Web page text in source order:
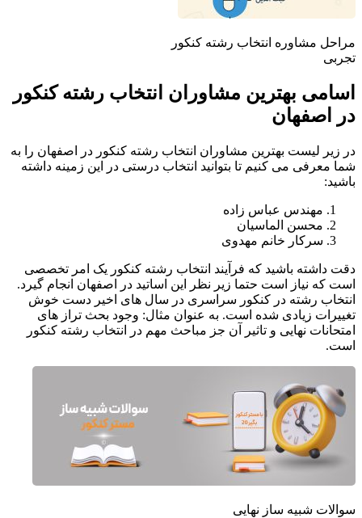
مراحل مشاوره انتخاب رشته کنکور
تجربی
اسامی بهترین مشاوران انتخاب رشته کنکور
در اصفهان
در زیر لیست بهترین مشاوران انتخاب رشته کنکور در اصفهان را به
شما معرفی می کنیم تا بتوانید انتخاب درستی در این زمینه داشته
باشید:
مهندس عباس زاده
محسن الماسیان
سرکار خانم مهدوی
دقت داشته باشید که فرآیند انتخاب رشته کنکور یک امر تخصصی
است که نیاز است حتما زیر نظر این اساتید در اصفهان انجام گیرد.
انتخاب رشته در کنکور سراسری در سال های اخیر دست خوش
تغییرات زیادی شده است. به عنوان مثال: وجود بحث تراز های
امتحانات نهایی و تاثیر آن جز مباحث مهم در انتخاب رشته کنکور
است.
سوالات شبیه ساز نهایی